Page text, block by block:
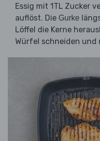
Essig mit 1TL Zucker
auflöst. Die Gurke
Löffel die Kerne
Würfel schneiden und